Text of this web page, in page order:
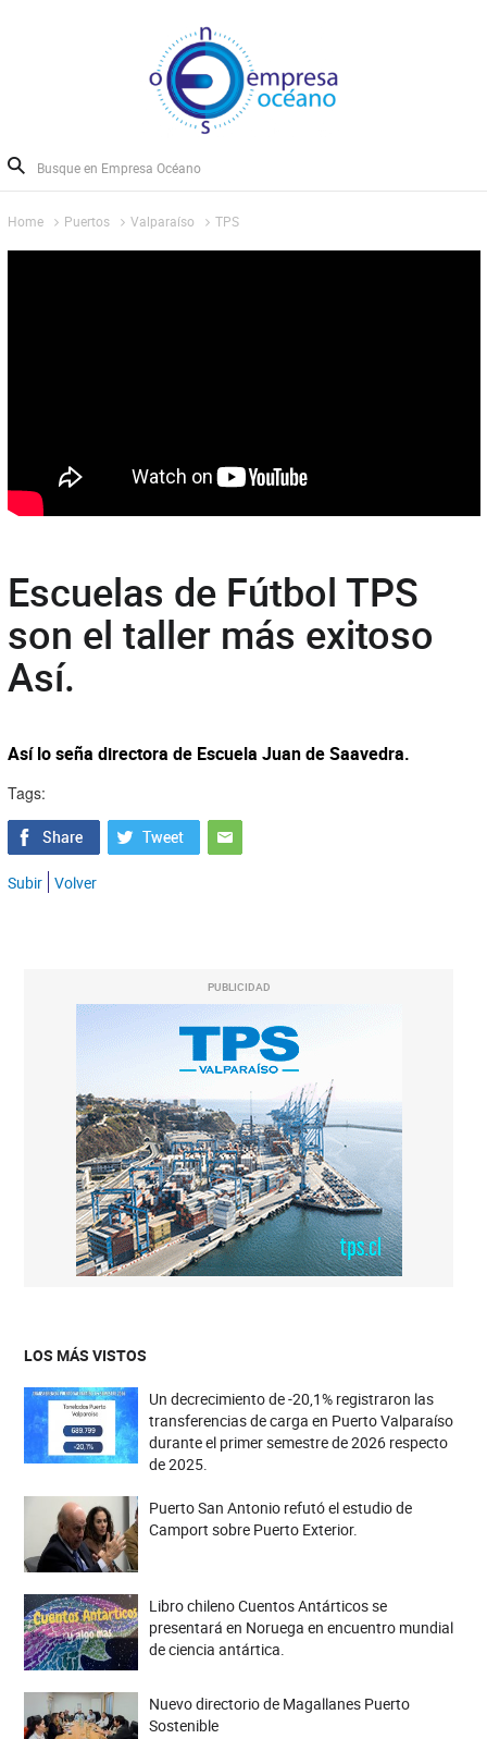
Home Puertos Valparaíso TPS
Escuelas de Fútbol TPS
son el taller más exitoso
Así.
Así lo seña directora de Escuela Juan de Saavedra.
Tags:
Subir Volver
PUBLICIDAD
LOS MÁS VISTOS
Un decrecimiento de -20,1% registraron las
transferencias de carga en Puerto Valparaíso
durante el primer semestre de 2026 respecto
de 2025.
Puerto San Antonio refutó el estudio de
Camport sobre Puerto Exterior.
Libro chileno Cuentos Antárticos se
presentará en Noruega en encuentro mundial
de ciencia antártica.
Nuevo directorio de Magallanes Puerto
Sostenible